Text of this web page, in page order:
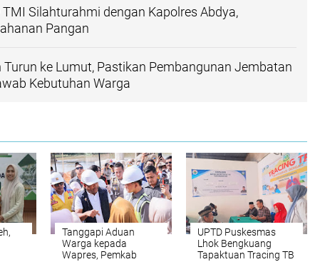
TMI Silahturahmi dengan Kapolres Abdya,
Pangan
Turun ke Lumut, Pastikan Pembangunan Jembatan
Kebutuhan Warga
Tanggapi Aduan
Warga kepada
Wapres, Pemkab
UPTD Puskesmas
Lhok Bengkuang
Tapaktuan ‎Tracing TB